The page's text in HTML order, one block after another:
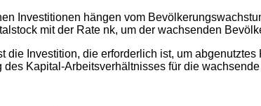
Investitionen hängen vom
mit der Rate nk, um der wachsenden
die Investition, die erforderlich ist, um
Kapital-Arbeitsverhältnisses für die